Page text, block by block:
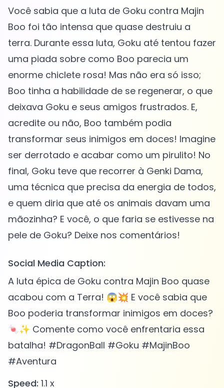
Você sabia que a luta de Goku contra Majin
Boo foi tão intensa que quase destruiu a
terra. Durante essa luta, Goku até tentou fazer
uma piada sobre como Boo parecia um
enorme chiclete rosa! Mas não era só isso;
Boo tinha a habilidade de se regenerar, o que
deixava Goku e seus amigos frustrados. E,
acredite ou não, Boo também podia
transformar seus inimigos em doces! Imagine
ser derrotado e acabar como um pirulito! No
final, Goku teve que recorrer à Genki Dama,
uma técnica que precisa da energia de todos,
e quem diria que até os animais davam uma
mãozinha? E você, o que faria se estivesse na
Social Media Caption:
A luta épica de Goku contra Majin Boo quase
acabou com a Terra! 😱💥 E você sabia que
Boo poderia transformar inimigos em doces?
🍬✨ Comente como você enfrentaria essa
batalha! #DragonBall #Goku #MajinBoo
#Aventura
Speed: 1.1 x